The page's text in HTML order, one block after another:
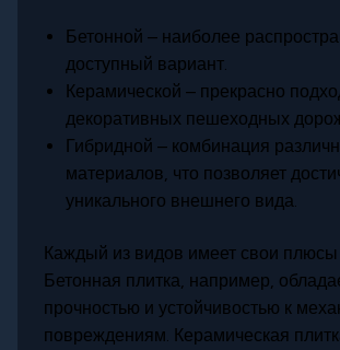
Бетонной – наиболее
доступный вариант.
Керамической – прекрасно
декоративных пешеходных
Гибридной – комбинация
материалов, что позволяет
уникального внешнего вида.
Каждый из видов имеет свои
Бетонная плитка, например,
прочностью и устойчивостью к
повреждениям. Керамическая